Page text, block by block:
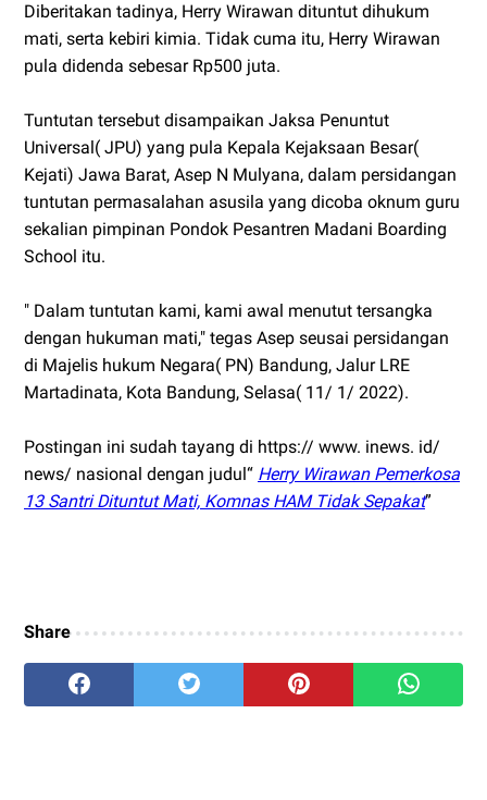
Diberitakan tadinya, Herry Wirawan dituntut dihukum
mati, serta kebiri kimia. Tidak cuma itu, Herry Wirawan
pula didenda sebesar Rp500 juta.
Tuntutan tersebut disampaikan Jaksa Penuntut
Universal( JPU) yang pula Kepala Kejaksaan Besar(
Kejati) Jawa Barat, Asep N Mulyana, dalam persidangan
tuntutan permasalahan asusila yang dicoba oknum guru
sekalian pimpinan Pondok Pesantren Madani Boarding
School itu.
" Dalam tuntutan kami, kami awal menutut tersangka
dengan hukuman mati," tegas Asep seusai persidangan
di Majelis hukum Negara( PN) Bandung, Jalur LRE
Martadinata, Kota Bandung, Selasa( 11/ 1/ 2022).
Postingan ini sudah tayang di https:// www. inews. id/
news/ nasional dengan judul“ Herry Wirawan Pemerkosa
13 Santri Dituntut Mati, Komnas HAM Tidak Sepakat”
Share